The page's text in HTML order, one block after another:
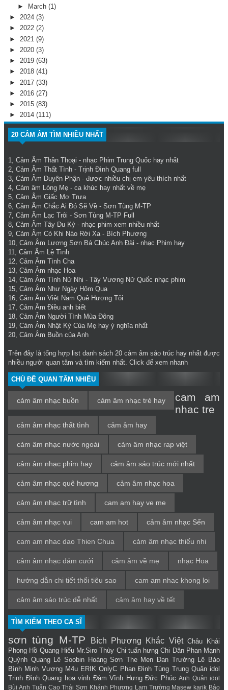
►
March (1)
► 2024 (3)
► 2022 (2)
► 2021 (9)
► 2020 (3)
► 2019 (63)
► 2018 (41)
► 2017 (33)
► 2016 (27)
► 2015 (83)
► 2014 (111)
20 CẢM ÂM TÌM NHIỀU NHẤT
1, Cảm Âm Thần Thoại - nhạc Phim Trung Quốc hay nhất
2, Cảm Âm Thất Tình - Trịnh Đình Quang full
3, Cảm Âm Duyên Phận - được nhiều chị em yêu thích nhất
4, Cảm âm Lòng Mẹ - ca khúc hay nhất về mẹ
5, Cảm Âm Giấc Mơ Trưa
6, Cảm Âm Chắc Ai Đó Sẽ Về - Sơn Tùng M-TP
7, Cảm Âm Lạc Trôi - Sơn Tùng M-TP Full
8, Cảm Âm Tây Du Ký - nhạc phim xem nhiều nhất
9, Cảm Âm Có Khi Nào Rời Xa - Bích Phương
10, Cảm Âm Lương Sơn Bá Chúc Anh Đài - nhạc Phim hay
11, Cảm Âm Lệ Tình
12, Cảm Âm Tình Cha
13, Cảm Âm nhạc Hoa
14, Cảm Âm Tình Nữ Nhi - Tây Vương Nữ Quốc nhạc phim
15, Cảm Âm Như Ngày Hôm Qua
16, Cảm Âm Việt Nam Quê Hương Tôi
17, Cảm Âm Điều anh biết
18, Cảm Âm Người Tình Mùa Đông
19, Cảm Âm Nhật Ký Của Mẹ hay ý nghĩa nhất
20, Cảm Âm Buồn của Anh
Trên đây là tổng hợp list danh sách 20 cảm âm sáo trúc hay nhất được
nhiều người quan tâm và tìm kiếm nhất. Click để xem nhanh
CHỦ ĐỀ QUAN TÂM NHIỀU
cảm âm nhạc buồn cảm âm nhạc trẻ hay
cam am
nhac tre
cảm âm nhạc thất tình cảm âm hay
cảm âm nhạc nước ngoài cảm âm nhạc rap việt
cảm âm nhạc phim hay cảm âm sáo trúc mới nhất
cảm âm nhạc quê hương cảm âm nhạc hoa
cảm âm nhạc trữ tình cam am hay ve me
cảm âm nhạc vui cam am hot cảm âm nhạc Sến
cam am nhac dao Thien Chua cảm âm nhạc thiếu nhi
cảm âm nhạc đám cưới cảm âm về mẹ nhạc Hoa
hướng dẫn chi tiết thổi tiêu sao cam am nhac khong loi
cảm âm sáo trúc dễ nhất cảm âm hay về tết
TÌM KIẾM THEO CA SĨ
sơn tùng M-TP Bích Phương Khắc Việt Châu Khải
Phong Hồ Quang Hiếu Mr.Siro Thùy Chi tuấn hưng Chi Dân Phan Mạnh
Quỳnh Quang Lê Soobin Hoàng Sơn The Men Đan Trường Lê Bảo
Bình Minh Vương M4u ERIK OnlyC Phan Đình Tùng Trung Quân idol
Trịnh Đình Quang hoa vinh Đàm Vĩnh Hưng Đức Phúc Anh Quân idol
Bùi Anh Tuấn Cao Thái Sơn Khánh Phương Lam Trường Masew karik Bảo